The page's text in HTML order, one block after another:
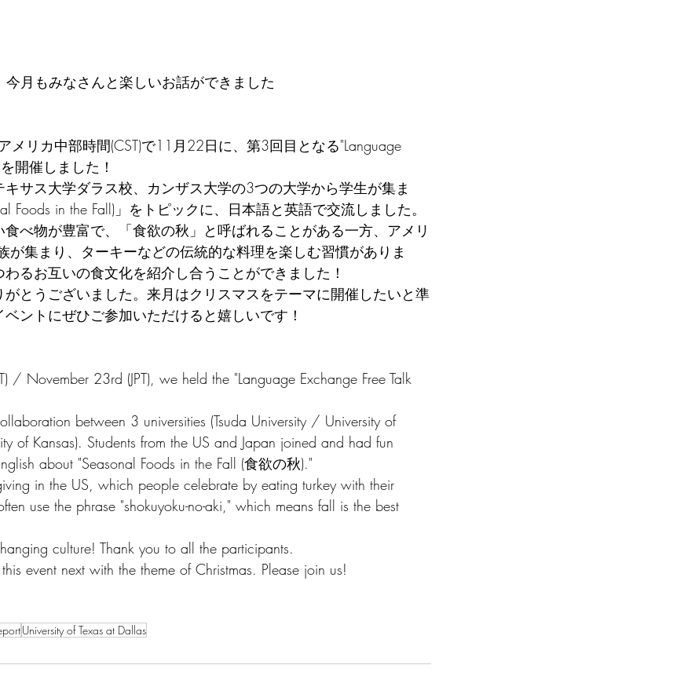
今月もみなさんと楽しいお話ができました
メリカ中部時間(CST)で11月22日に、第3回目となる"Language
を開催しました！
サス大学ダラス校、カンザス大学の3つの大学から学生が集ま
Foods in the Fall)」をトピックに、日本語と英語で交流しました。
べ物が豊富で、「食欲の秋」と呼ばれることがある一方、アメリ
が集まり、ターキーなどの伝統的な料理を楽しむ習慣がありま
るお互いの食文化を紹介し合うことができました！
とうございました。来月はクリスマスをテーマに開催したいと準
ントにぜひご参加いただけると嬉しいです！
/ November 23rd (JPT), we held the "Language Exchange Free Talk
between 3 universities (Tsuda University / University of
of Kansas). Students from the US and Japan joined and had fun
about "Seasonal Foods in the Fall (食欲の秋)."
in the US, which people celebrate by eating turkey with their
use the phrase "shokuyoku-no-aki," which means fall is the best
culture! Thank you to all the participants.
event next with the theme of Christmas. Please join us!
University of Texas at Dallas